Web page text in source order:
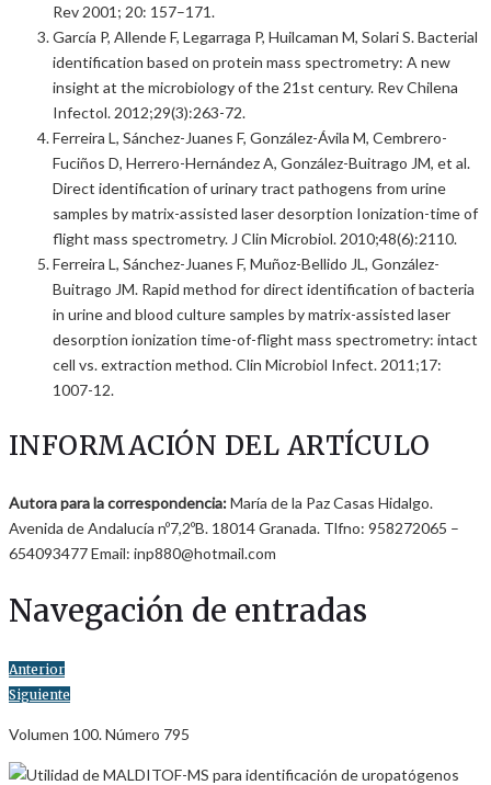
Rev 2001; 20: 157–171.
García P, Allende F, Legarraga P, Huilcaman M, Solari S. Bacterial
identification based on protein mass spectrometry: A new
insight at the microbiology of the 21st century. Rev Chilena
Infectol. 2012;29(3):263-72.
Ferreira L, Sánchez-Juanes F, González-Ávila M, Cembrero-
Fuciños D, Herrero-Hernández A, González-Buitrago JM, et al.
Direct identification of urinary tract pathogens from urine
samples by matrix-assisted laser desorption Ionization-time of
flight mass spectrometry. J Clin Microbiol. 2010;48(6):2110.
Ferreira L, Sánchez-Juanes F, Muñoz-Bellido JL, González-
Buitrago JM. Rapid method for direct identification of bacteria
in urine and blood culture samples by matrix-assisted laser
desorption ionization time-of-flight mass spectrometry: intact
cell vs. extraction method. Clin Microbiol Infect. 2011;17:
1007-12.
INFORMACIÓN DEL ARTÍCULO
Autora para la correspondencia:María de la Paz Casas Hidalgo.
Avenida de Andalucía nº7,2ºB. 18014 Granada. Tlfno: 958272065 –
654093477 Email: inp880@hotmail.com
Navegación de entradas
Anterior
Siguiente
Volumen 100. Número 795